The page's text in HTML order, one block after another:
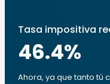
Tasa impositiva
46.4%
Ahora, ya que tanto tú